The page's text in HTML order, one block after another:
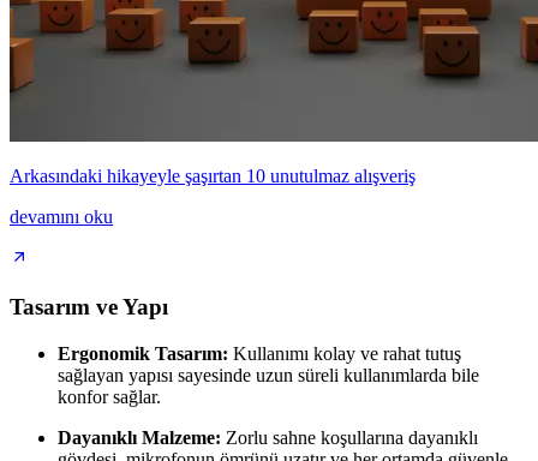
Arkasındaki hikayeyle şaşırtan 10 unutulmaz alışveriş
devamını oku
Tasarım ve Yapı
Ergonomik Tasarım: Kullanımı kolay ve rahat tutuş
sağlayan yapısı sayesinde uzun süreli kullanımlarda bile
konfor sağlar.
Dayanıklı Malzeme: Zorlu sahne koşullarına dayanıklı